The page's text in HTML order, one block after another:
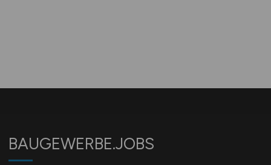
BAUGEWERBE.JOBS